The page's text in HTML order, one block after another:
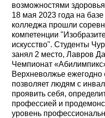
возможностями
18 мая 2023 года на
колледжа прошли
компетенции
искусство". Студенты
занял 2 место, Лавров
Чемпионат
Верхневолжье ежегодно
позволяет людям с
проявить себя,
профессией и
уровень